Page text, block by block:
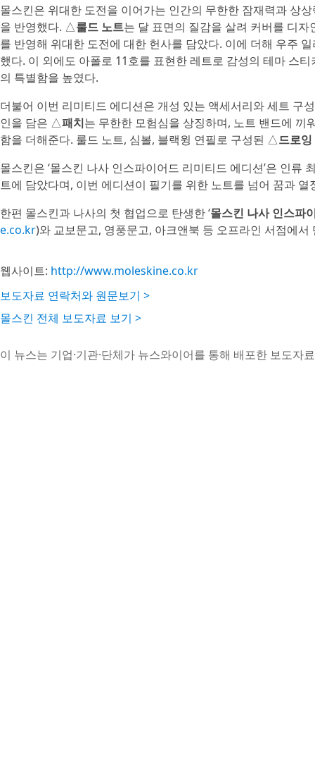
몰스킨은 위대한 도전을 이어가는 인간의 무한한 잠재력과 상
을 반영했다. △룰드 노트는 달 표면의 질감을 살려 커버를 디
를 반영해 위대한 도전에 대한 헌사를 담았다. 이에 더해 우주
했다. 이 외에도 아폴로 11호를 표현한 레트로 감성의 테마 스
의 특별함을 높였다.
더불어 이번 리미티드 에디션은 개성 있는 액세서리와 세트 구
인을 담은 △패치는 무한한 모험심을 상징하며, 노트 밴드에 끼
함을 더해준다. 룰드 노트, 심볼, 블랙윙 연필로 구성된 △드로
몰스킨은 ‘몰스킨 나사 인스파이어드 리미티드 에디션’은 인
트에 담았다며, 이번 에디션이 필기를 위한 노트를 넘어 꿈과
한편 몰스킨과 나사의 첫 협업으로 탄생한 ‘몰스킨 나사 인스파
e.co.kr)와 교보문고, 영풍문고, 아크앤북 등 오프라인 서점에서
웹사이트: http://www.moleskine.co.kr
보도자료 연락처와 원문보기 >
몰스킨 전체 보도자료 보기 >
이 뉴스는 기업·기관·단체가 뉴스와이어를 통해 배포한 보도자